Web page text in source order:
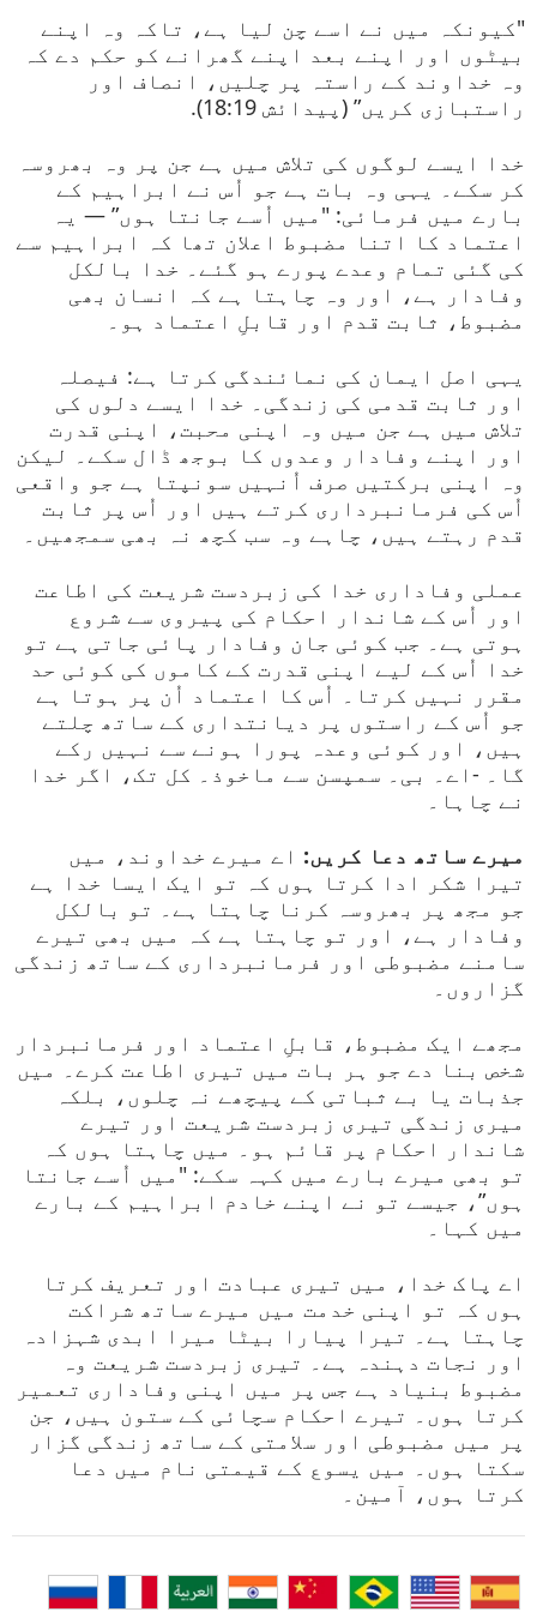
"کیونکہ میں نے اسے چن لیا ہے، تاکہ وہ اپنے
بیٹوں اور اپنے بعد اپنے گھرانے کو حکم دے کہ
وہ خداوند کے راستہ پر چلیں، انصاف اور
راستبازی کریں” (پیدائش 18:19).
خدا ایسے لوگوں کی تلاش میں ہے جن پر وہ بھروسہ
کر سکے۔ یہی وہ بات ہے جو اُس نے ابراہیم کے
بارے میں فرمائی: "میں اُسے جانتا ہوں” — یہ
اعتماد کا اتنا مضبوط اعلان تھا کہ ابراہیم سے
کی گئی تمام وعدے پورے ہو گئے۔ خدا بالکل
وفادار ہے، اور وہ چاہتا ہے کہ انسان بھی
مضبوط، ثابت قدم اور قابلِ اعتماد ہو۔
یہی اصل ایمان کی نمائندگی کرتا ہے: فیصلہ
اور ثابت قدمی کی زندگی۔ خدا ایسے دلوں کی
تلاش میں ہے جن میں وہ اپنی محبت، اپنی قدرت
اور اپنے وفادار وعدوں کا بوجھ ڈال سکے۔ لیکن
وہ اپنی برکتیں صرف اُنہیں سونپتا ہے جو واقعی
اُس کی فرمانبرداری کرتے ہیں اور اُس پر ثابت
قدم رہتے ہیں، چاہے وہ سب کچھ نہ بھی سمجھیں۔
عملی وفاداری خدا کی زبردست شریعت کی اطاعت
اور اُس کے شاندار احکام کی پیروی سے شروع
ہوتی ہے۔ جب کوئی جان وفادار پائی جاتی ہے تو
خدا اُس کے لیے اپنی قدرت کے کاموں کی کوئی حد
مقرر نہیں کرتا۔ اُس کا اعتماد اُن پر ہوتا ہے
جو اُس کے راستوں پر دیانتداری کے ساتھ چلتے
ہیں، اور کوئی وعدہ پورا ہونے سے نہیں رکے
گا۔ -اے۔ بی۔ سمپسن سے ماخوذ۔ کل تک، اگر خدا
نے چاہا۔
میرے ساتھ دعا کریں: اے میرے خداوند، میں
تیرا شکر ادا کرتا ہوں کہ تو ایک ایسا خدا ہے
جو مجھ پر بھروسہ کرنا چاہتا ہے۔ تو بالکل
وفادار ہے، اور تو چاہتا ہے کہ میں بھی تیرے
سامنے مضبوطی اور فرمانبرداری کے ساتھ زندگی
گزاروں۔
مجھے ایک مضبوط، قابلِ اعتماد اور فرمانبردار
شخص بنا دے جو ہر بات میں تیری اطاعت کرے۔ میں
جذبات یا بے ثباتی کے پیچھے نہ چلوں، بلکہ
میری زندگی تیری زبردست شریعت اور تیرے
شاندار احکام پر قائم ہو۔ میں چاہتا ہوں کہ
تو بھی میرے بارے میں کہہ سکے: "میں اُسے جانتا
ہوں”، جیسے تو نے اپنے خادم ابراہیم کے بارے
میں کہا۔
اے پاک خدا، میں تیری عبادت اور تعریف کرتا
ہوں کہ تو اپنی خدمت میں میرے ساتھ شراکت
چاہتا ہے۔ تیرا پیارا بیٹا میرا ابدی شہزادہ
اور نجات دہندہ ہے۔ تیری زبردست شریعت وہ
مضبوط بنیاد ہے جس پر میں اپنی وفاداری تعمیر
کرتا ہوں۔ تیرے احکام سچائی کے ستون ہیں، جن
پر میں مضبوطی اور سلامتی کے ساتھ زندگی گزار
سکتا ہوں۔ میں یسوع کے قیمتی نام میں دعا
کرتا ہوں، آمین۔